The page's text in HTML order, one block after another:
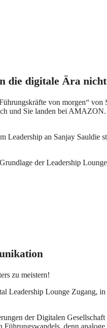
die digitale Ära
von morgen“
und Sie landen bei
an Sanjay Sauldie
der Leadership
zu meistern!
Lounge Zugang, in
der Digitalen